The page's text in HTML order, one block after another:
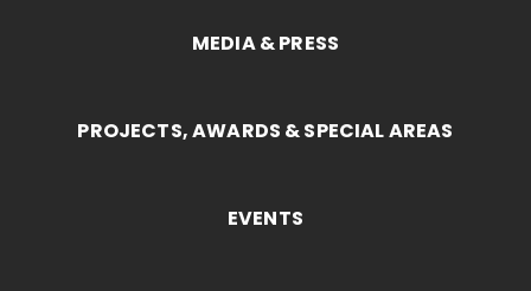
MEDIA & PRESS
PROJECTS, AWARDS & SPECIAL AREAS
EVENTS